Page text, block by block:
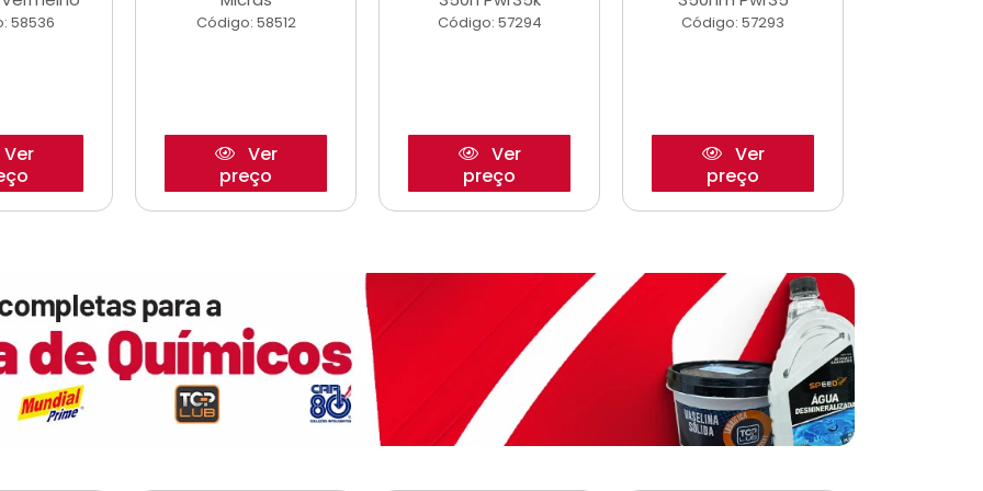
58536
Ver
Código: 58512
Ver
preço
Código: 57294
Ver
preço
Código: 57293
Ver
preço